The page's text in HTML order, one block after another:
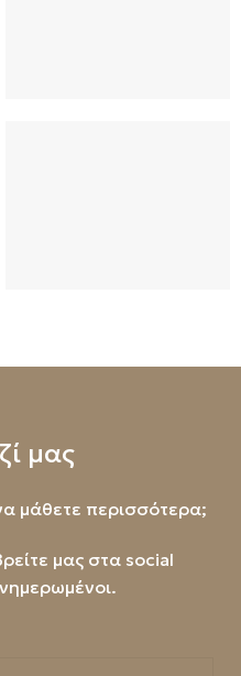
μας
μάθετε περισσότερα;
μας στα social